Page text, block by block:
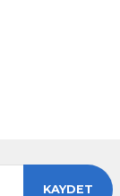
KAYDET